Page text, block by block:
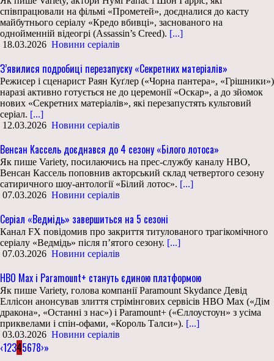
співпрацювали на фільмі «Прометей», доєдналися до касту
майбутнього серіалу «Кредо вбивці», заснованого на
однойменній відеогрі (Assassin’s Creed). [...]
18.03.2026 Новини серіалів
З’явилися подробиці перезапуску «Секретних матеріалів»
Режисер і сценарист Раян Куґлер («Чорна пантера», «Грішники»)
наразі активно готується не до церемонії «Оскар», а до зйомок
нових «Секретних матеріалів», які перезапустять культовий
серіал. [...]
12.03.2026 Новини серіалів
Венсан Кассель доєднався до 4 сезону «Білого лотоса»
Як пише Variety, посилаючись на прес-службу каналу HBO,
Венсан Кассель поповнив акторський склад четвертого сезону
сатиричного шоу-антології «Білий лотос». [...]
07.03.2026 Новини серіалів
Серіал «Ведмідь» завершиться на 5 сезоні
Канал FX повідомив про закриття титулованого трагікомічного
серіалу «Ведмідь» після п’ятого сезону. [...]
07.03.2026 Новини серіалів
HBO Max і Paramount+ стануть єдиною платформою
Як пише Variety, голова компанії Paramount Skydance Девід
Еллісон анонсував злиття стрімінгових сервісів HBO Max («Дім
дракона», «Останні з нас») і Paramount+ («Єллоустоун» з усіма
приквелами і спін-офами, «Король Талси»). [...]
03.03.2026 Новини серіалів
‹12345678›»